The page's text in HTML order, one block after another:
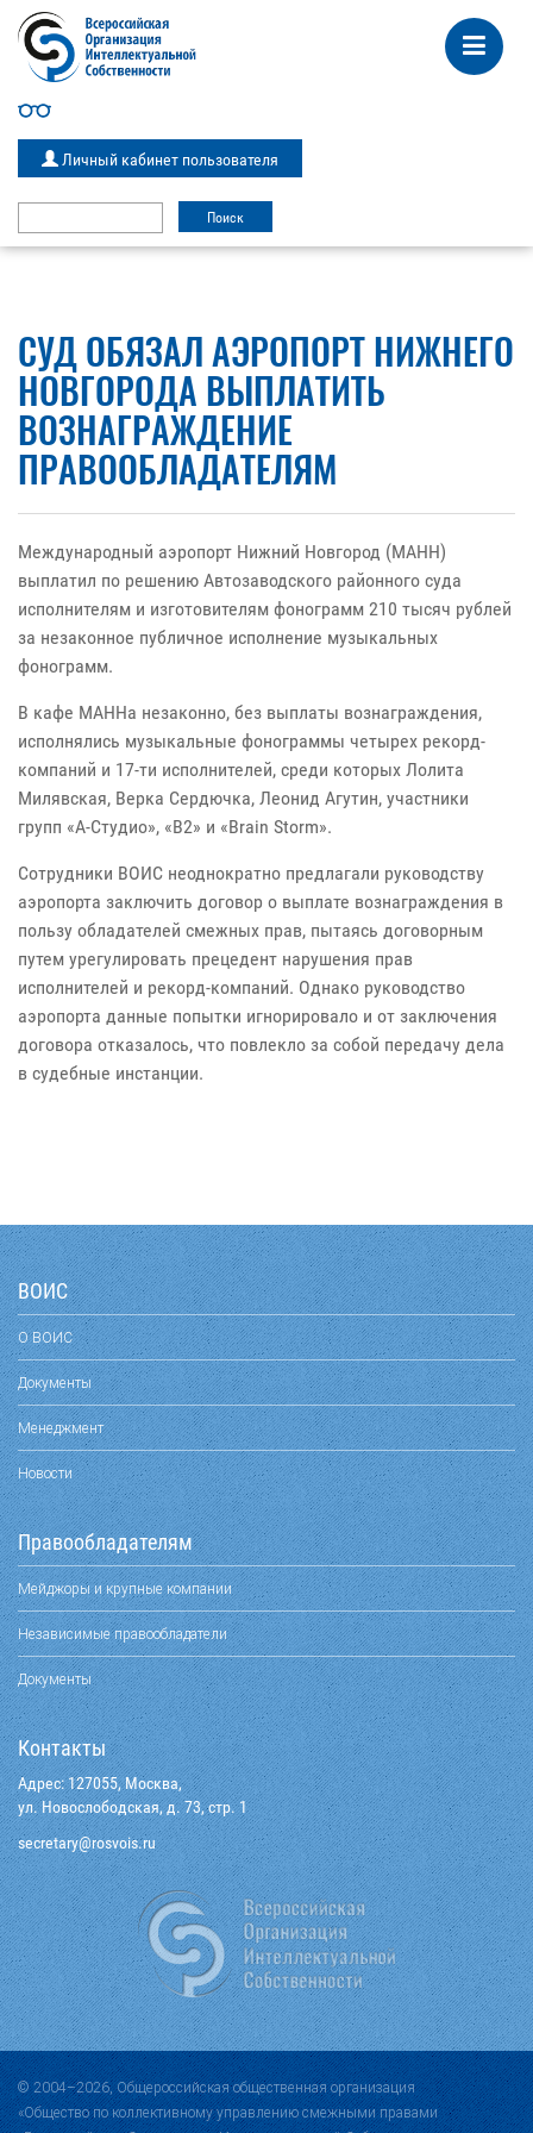
Личный кабинет пользователя
СУД ОБЯЗАЛ АЭРОПОРТ НИЖНЕГО
НОВГОРОДА ВЫПЛАТИТЬ
ВОЗНАГРАЖДЕНИЕ
ПРАВООБЛАДАТЕЛЯМ
Международный аэропорт Нижний Новгород (МАНН)
выплатил по решению Автозаводского районного суда
исполнителям и изготовителям фонограмм 210 тысяч рублей
за незаконное публичное исполнение музыкальных
фонограмм.
В кафе МАННа незаконно, без выплаты вознаграждения,
исполнялись музыкальные фонограммы четырех рекорд-
компаний и 17-ти исполнителей, среди которых Лолита
Милявская, Верка Сердючка, Леонид Агутин, участники
групп «А-Студио», «B2» и «Brain Storm».
Сотрудники ВОИС неоднократно предлагали руководству
аэропорта заключить договор о выплате вознаграждения в
пользу обладателей смежных прав, пытаясь договорным
путем урегулировать прецедент нарушения прав
исполнителей и рекорд-компаний. Однако руководство
аэропорта данные попытки игнорировало и от заключения
договора отказалось, что повлекло за собой передачу дела
в судебные инстанции.
ВОИС
О ВОИС
Документы
Менеджмент
Новости
Правообладателям
Мейджоры и крупные компании
Независимые правообладатели
Документы
Контакты
Адрес: 127055, Москва,
ул. Новослободская, д. 73, стр. 1
ur.siovsor
@yraterces
© 2004–2026, Общероссийская общественная организация
«Общество по коллективному управлению смежными правами